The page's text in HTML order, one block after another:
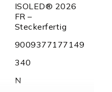
ISOLED® 2026
FR –
Steckerfertig
9009377177149
340
N